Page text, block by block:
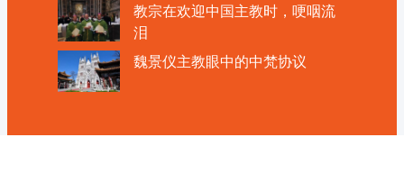
教宗在欢迎中国主教时，哽咽流
泪
魏景仪主教眼中的中梵协议